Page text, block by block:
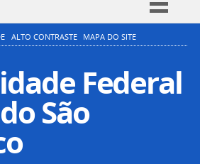
Simplifique!
Participe
Acesso à informação
Legislação
ALTO CONTRASTE MAPA DO SITE
Federal
São